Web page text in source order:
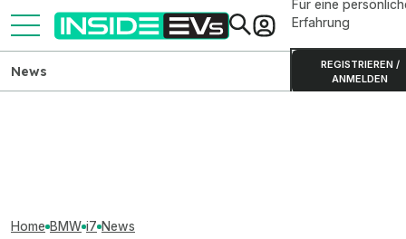
Für eine
Erfahrung
REGISTRIEREN /
ANMELDEN
News
Home BMW i7 News